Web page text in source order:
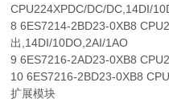
CPU224XPDC/DC/DC,14DI/
8 6ES7214-2BD23-0XB8
出,14DI/10DO,2AI/1AO
9 6ES7216-2AD23-0XB8
10 6ES7216-2BD23-0XB8
扩展模块